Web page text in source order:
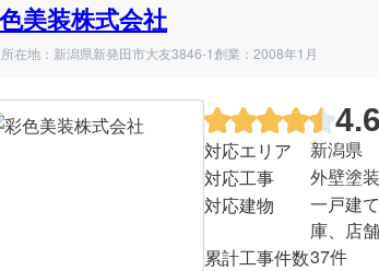
美装株式会社
在地：新潟県新発田市大友3846-1創業：2008年1月
4.6
対応エリア
新潟県
対応工事
外壁塗
対応建物
一戸建
庫、店
累計工事件数37件